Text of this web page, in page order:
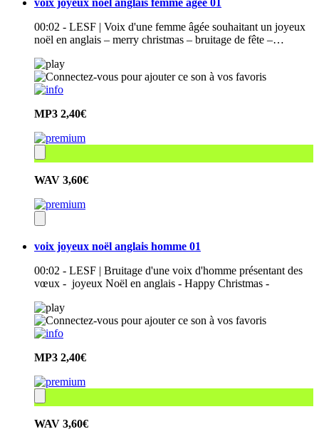
00:02 - LESF | Voix d'une femme âgée souhaitant un joyeux
noël en anglais – merry christmas – bruitage de fête –…
MP3 2,40€
WAV 3,60€
voix joyeux noël anglais homme 01
00:02 - LESF | Bruitage d'une voix d'homme présentant des
vœux - joyeux Noël en anglais - Happy Christmas -
MP3 2,40€
WAV 3,60€